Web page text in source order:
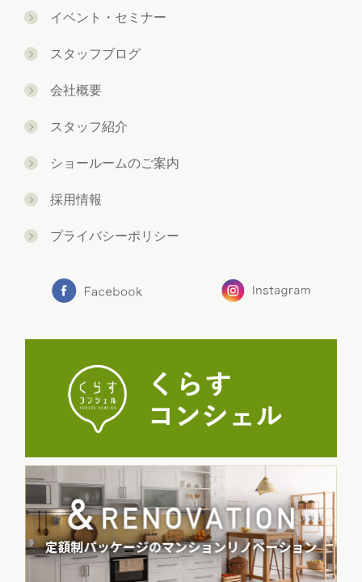
イベント・セミナー
スタッフブログ
会社概要
スタッフ紹介
ショールームのご案内
採用情報
プライバシーポリシー